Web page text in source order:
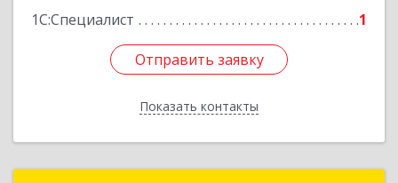
1С:Специалист
1
Отправить заявку
Показать контакты
Отправить заявку
Назад